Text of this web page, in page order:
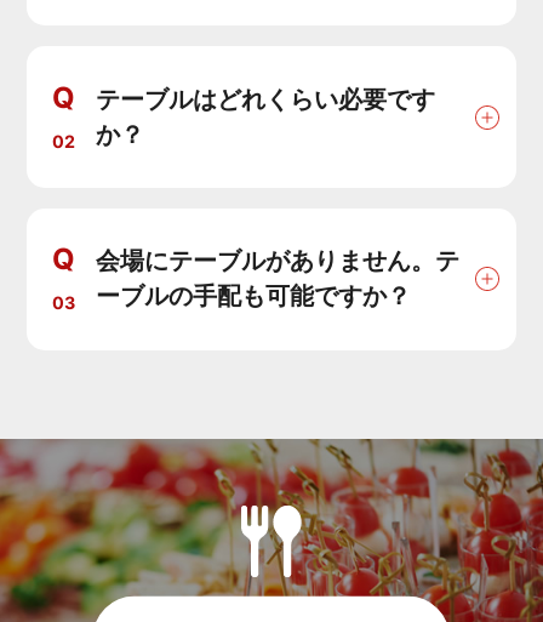
Q
02
テーブルはどれくらい必要です
か？
Q
03
会場にテーブルがありません。テ
ーブルの手配も可能ですか？